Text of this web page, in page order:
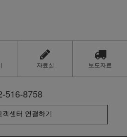
자료실 보도자료
516-8758
객센터 연결하기